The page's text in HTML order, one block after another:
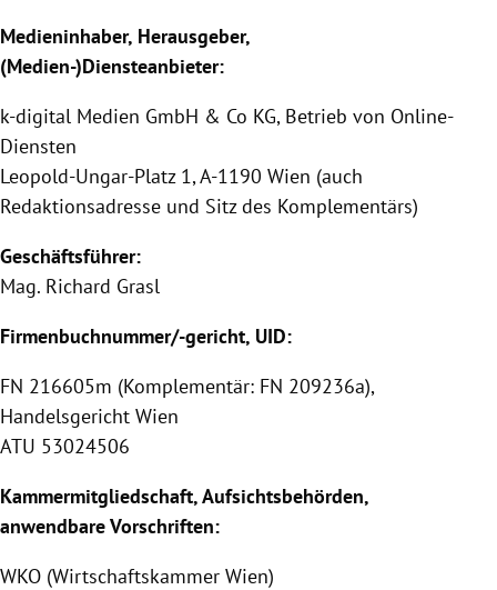
Untermenü
Untermenü
Untermenü
Untermenü
Medieninhaber, Herausgeber,
(Medien-)Diensteanbieter:
k-digital Medien GmbH & Co KG, Betrieb von Online-
Diensten
Leopold-Ungar-Platz 1, A-1190 Wien (auch
Redaktionsadresse und Sitz des Komplementärs)
Geschäftsführer:
Mag. Richard Grasl
Firmenbuchnummer/-gericht, UID:
FN 216605m (Komplementär: FN 209236a),
Handelsgericht Wien
ATU 53024506
Kammermitgliedschaft, Aufsichtsbehörden,
anwendbare Vorschriften:
WKO (Wirtschaftskammer Wien)